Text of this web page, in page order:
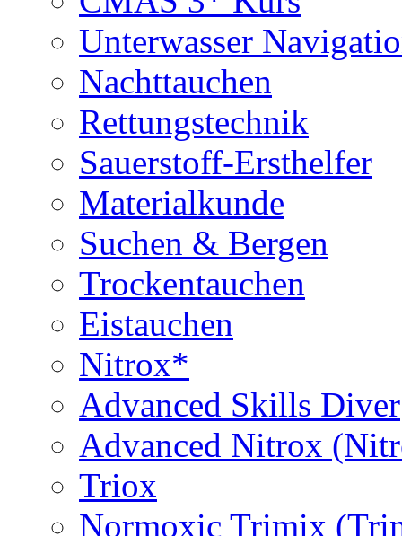
Unterwasser
Nachttauchen
Rettungstechnik
Sauerstoff-Ersthelfer
Materialkunde
Suchen & Bergen
Trockentauchen
Eistauchen
Nitrox*
Advanced Skills Diver
Advanced Nitrox
Triox
Normoxic Trimix